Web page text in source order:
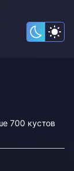
700 кустов